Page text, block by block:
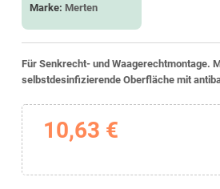
Marke: Merten
Für Senkrecht- und Waagerechtmontage.
selbstdesinfizierende Oberfläche mit
10,63 €